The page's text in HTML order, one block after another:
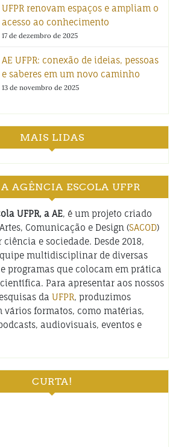
UFPR renovam espaços e ampliam o
acesso ao conhecimento
17 de dezembro de 2025
AE UFPR: conexão de ideias, pessoas
e saberes em um novo caminho
13 de novembro de 2025
MAIS LIDAS
A AGÊNCIA ESCOLA UFPR
UFPR, a AE, é um projeto criado
Comunicação e Design (SACOD)
e sociedade. Desde 2018,
multidisciplinar de diversas
programas que colocam em prática
Para apresentar aos nossos
da UFPR, produzimos
vários formatos, como matérias,
audiovisuais, eventos e
CURTA!